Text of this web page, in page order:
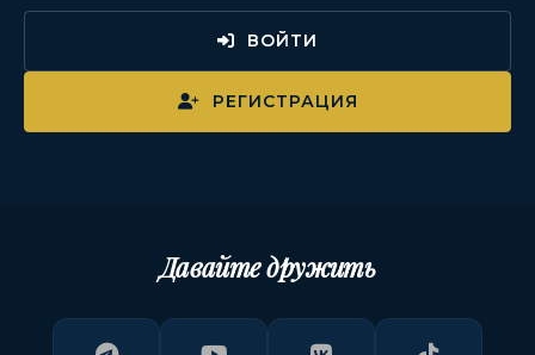
ВОЙТИ
РЕГИСТРАЦИЯ
Давайте дружить